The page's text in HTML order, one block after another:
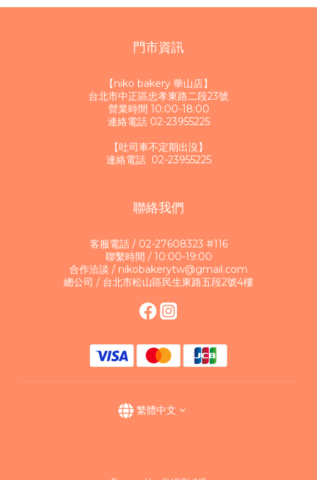
門市資訊
【niko bakery 華山店】
台北市中正區忠孝東路二段23號
營業時間 10:00-18:00
連絡電話 02-23955225
【吐司車不定期出沒】
連絡電話 02-23955225
聯絡我們
客服電話 / 02-27608323 #116
聯繫時間 / 10:00-19:00
合作洽談 / nikobakerytw@gmail.com
總公司 / 台北市松山區民生東路五段2號4樓
繁體中文